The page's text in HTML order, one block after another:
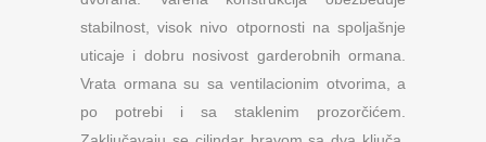
stabilnost, visok nivo otpornosti na spoljašnje
uticaje i dobru nosivost garderobnih ormana.
Vrata ormana su sa ventilacionim otvorima, a
po potrebi i sa staklenim prozorčićem.